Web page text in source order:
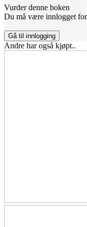
Vurder denne boken
Du må være innlogget
Gå til innlogging
Andre har også kjøpt..